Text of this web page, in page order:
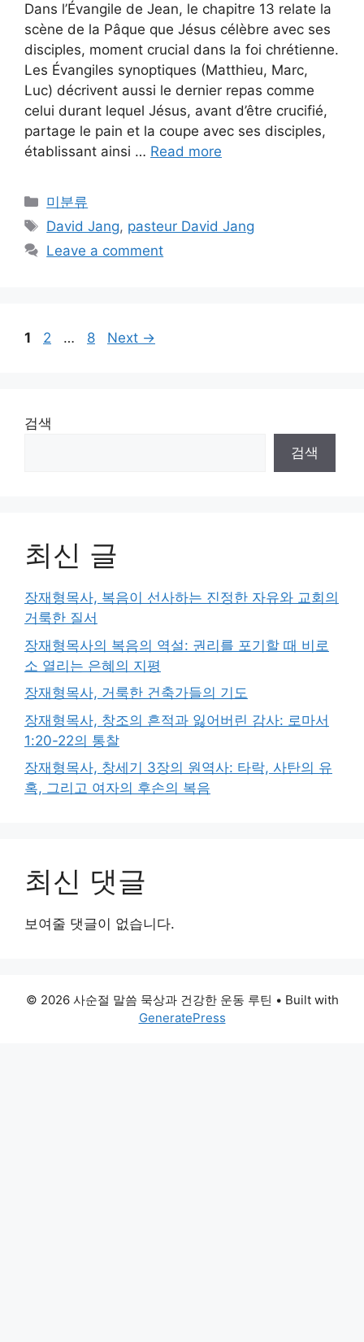
Dans l’Évangile de Jean, le chapitre 13 relate la
scène de la Pâque que Jésus célèbre avec ses
disciples, moment crucial dans la foi chrétienne.
Les Évangiles synoptiques (Matthieu, Marc,
Luc) décrivent aussi le dernier repas comme
celui durant lequel Jésus, avant d’être crucifié,
partage le pain et la coupe avec ses disciples,
établissant ainsi … Read more
Categories
미분류
Tags
David Jang, pasteur David Jang
Leave a comment
Page
1 Page
2 … Page
8 Next →
검색
검색
최신 글
장재형목사, 복음이 선사하는 진정한 자유와 교회의
거룩한 질서
장재형목사의 복음의 역설: 권리를 포기할 때 비로
소 열리는 은혜의 지평
장재형목사, 거룩한 건축가들의 기도
장재형목사, 창조의 흔적과 잃어버린 감사: 로마서
1:20-22의 통찰
장재형목사, 창세기 3장의 원역사: 타락, 사탄의 유
혹, 그리고 여자의 후손의 복음
최신 댓글
보여줄 댓글이 없습니다.
© 2026 사순절 말씀 묵상과 건강한 운동 루틴 • Built with
GeneratePress